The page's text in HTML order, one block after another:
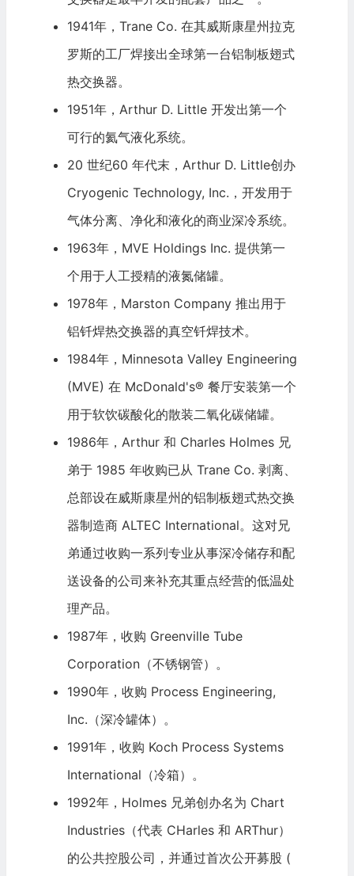
1941年，Trane Co. 在其威斯康星州拉克
罗斯的工厂焊接出全球第一台铝制板翅式
热交换器。
1951年，Arthur D. Little 开发出第一个
可行的氦气液化系统。
20 世纪60 年代末，Arthur D. Little创办
Cryogenic Technology, Inc.，开发用于
气体分离、净化和液化的商业深冷系统。
1963年，MVE Holdings Inc. 提供第一
个用于人工授精的液氮储罐。
1978年，Marston Company 推出用于
铝钎焊热交换器的真空钎焊技术。
1984年，Minnesota Valley Engineering
(MVE) 在 McDonald's® 餐厅安装第一个
用于软饮碳酸化的散装二氧化碳储罐。
1986年，Arthur 和 Charles Holmes 兄
弟于 1985 年收购已从 Trane Co. 剥离、
总部设在威斯康星州的铝制板翅式热交换
器制造商 ALTEC International。这对兄
弟通过收购一系列专业从事深冷储存和配
送设备的公司来补充其重点经营的低温处
理产品。
1987年，收购 Greenville Tube
Corporation（不锈钢管）。
1990年，收购 Process Engineering,
Inc.（深冷罐体）。
1991年，收购 Koch Process Systems
International（冷箱）。
1992年，Holmes 兄弟创办名为 Chart
Industries（代表 CHarles 和 ARThur）
的公共控股公司，并通过首次公开募股 (